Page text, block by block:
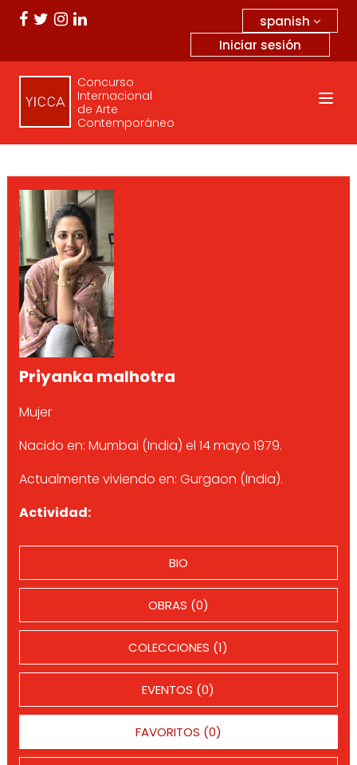
spanish
Iniciar sesión
Concurso
Internacional
de Arte
Contemporáneo
Priyanka malhotra
Mujer
Nacido en: Mumbai (India) el 14 mayo 1979.
Actualmente viviendo en: Gurgaon (India).
Actividad:
BIO
OBRAS (0)
COLECCIONES (1)
EVENTOS (0)
FAVORITOS (0)